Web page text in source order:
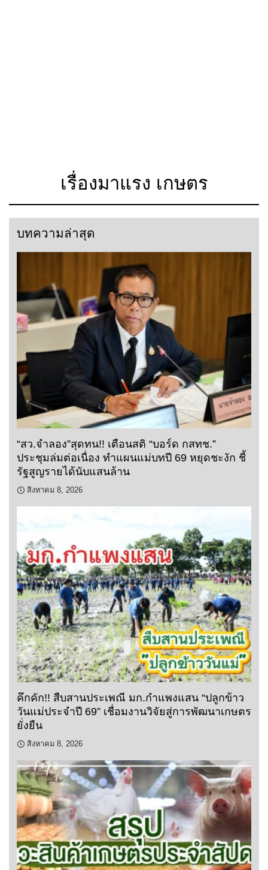
เรื่องมาแรง เกษตร
บทความล่าสุด
“สว.จำลอง”สุดทน!! เตือนสติ “บอร์ด กสทช.”
ประชุมล่มต่อเนื่อง ทำแผนแม่บทปี 69 หยุดชะงัก ชี้
รัฐสูญรายได้นับแสนล้าน
สิงหาคม 8, 2026
คึกคัก!! สืบสานประเพณี มก.กำแพงแสน “ปลูกข้าว
วันแม่ประจำปี 69” เชื่อมงานวิจัยสู่การพัฒนาเกษตร
ยั่งยืน
สิงหาคม 8, 2026